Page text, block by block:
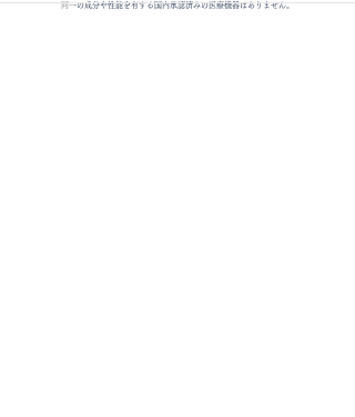
​ 同一の成分や性能を有する国内承認済みの医療機器はありません。